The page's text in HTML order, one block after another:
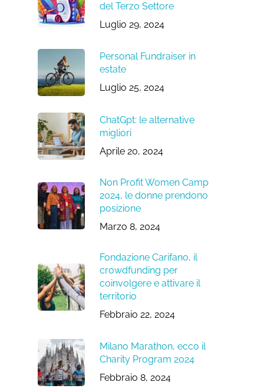
del Terzo Settore
Luglio 29, 2024
Personal Fundraiser in
estate
Luglio 25, 2024
ChatGpt: le alternative
migliori
Aprile 20, 2024
Non Profit Women Camp
2024, le donne prendono
posizione
Marzo 8, 2024
Fondazione Carifano, il
crowdfunding per
coinvolgere e attivare il
territorio
Febbraio 22, 2024
Milano Marathon, ecco il
Charity Program 2024
Febbraio 8, 2024